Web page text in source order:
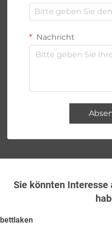
Nachricht
Sie könnten Interesse
bettlaken